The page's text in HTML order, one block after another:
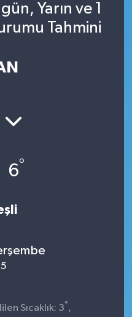
Yarın ve 1
Tahmini
6°
Sıcaklık: 3° ,